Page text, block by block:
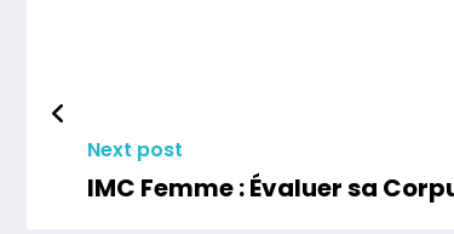
Next post
IMC Femme : Évaluer sa